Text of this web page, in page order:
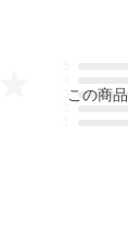
この商品